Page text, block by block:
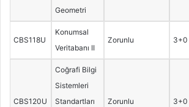
Geometri
CBS118U
Konumsal
Veritabanı II
Zorunlu 3+0
CBS120U
Coğrafi Bilgi
Sistemleri
Standartları
Zorunlu 3+0